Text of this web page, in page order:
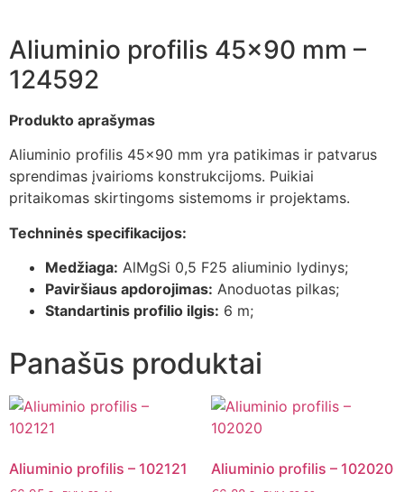
Aliuminio profilis 45×90 mm –
124592
Produkto aprašymas
Aliuminio profilis 45×90 mm yra patikimas ir patvarus
sprendimas įvairioms konstrukcijoms. Puikiai
pritaikomas skirtingoms sistemoms ir projektams.
Techninės specifikacijos:
Medžiaga: AlMgSi 0,5 F25 aliuminio lydinys;
Paviršiaus apdorojimas: Anoduotas pilkas;
Standartinis profilio ilgis: 6 m;
Panašūs produktai
Aliuminio profilis – 102121 Aliuminio profilis – 102020